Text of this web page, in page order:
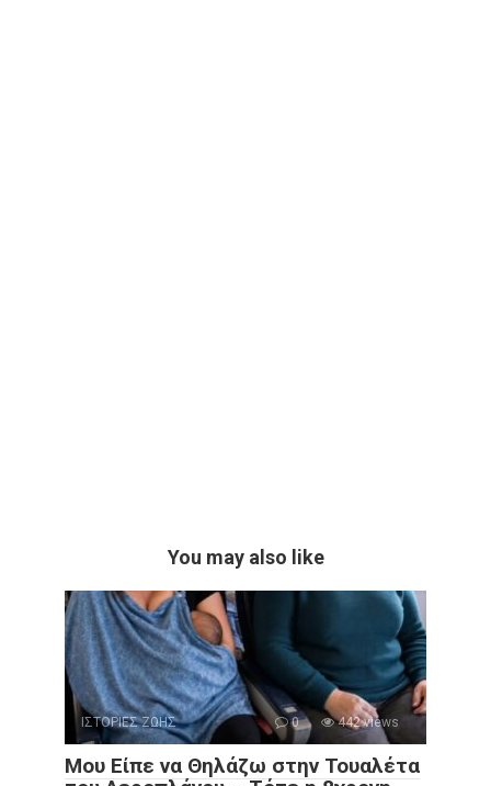
You may also like
ΙΣΤΟΡΙΕΣ ΖΩΗΣ 0 442 views
Μου Είπε να Θηλάζω στην Τουαλέτα